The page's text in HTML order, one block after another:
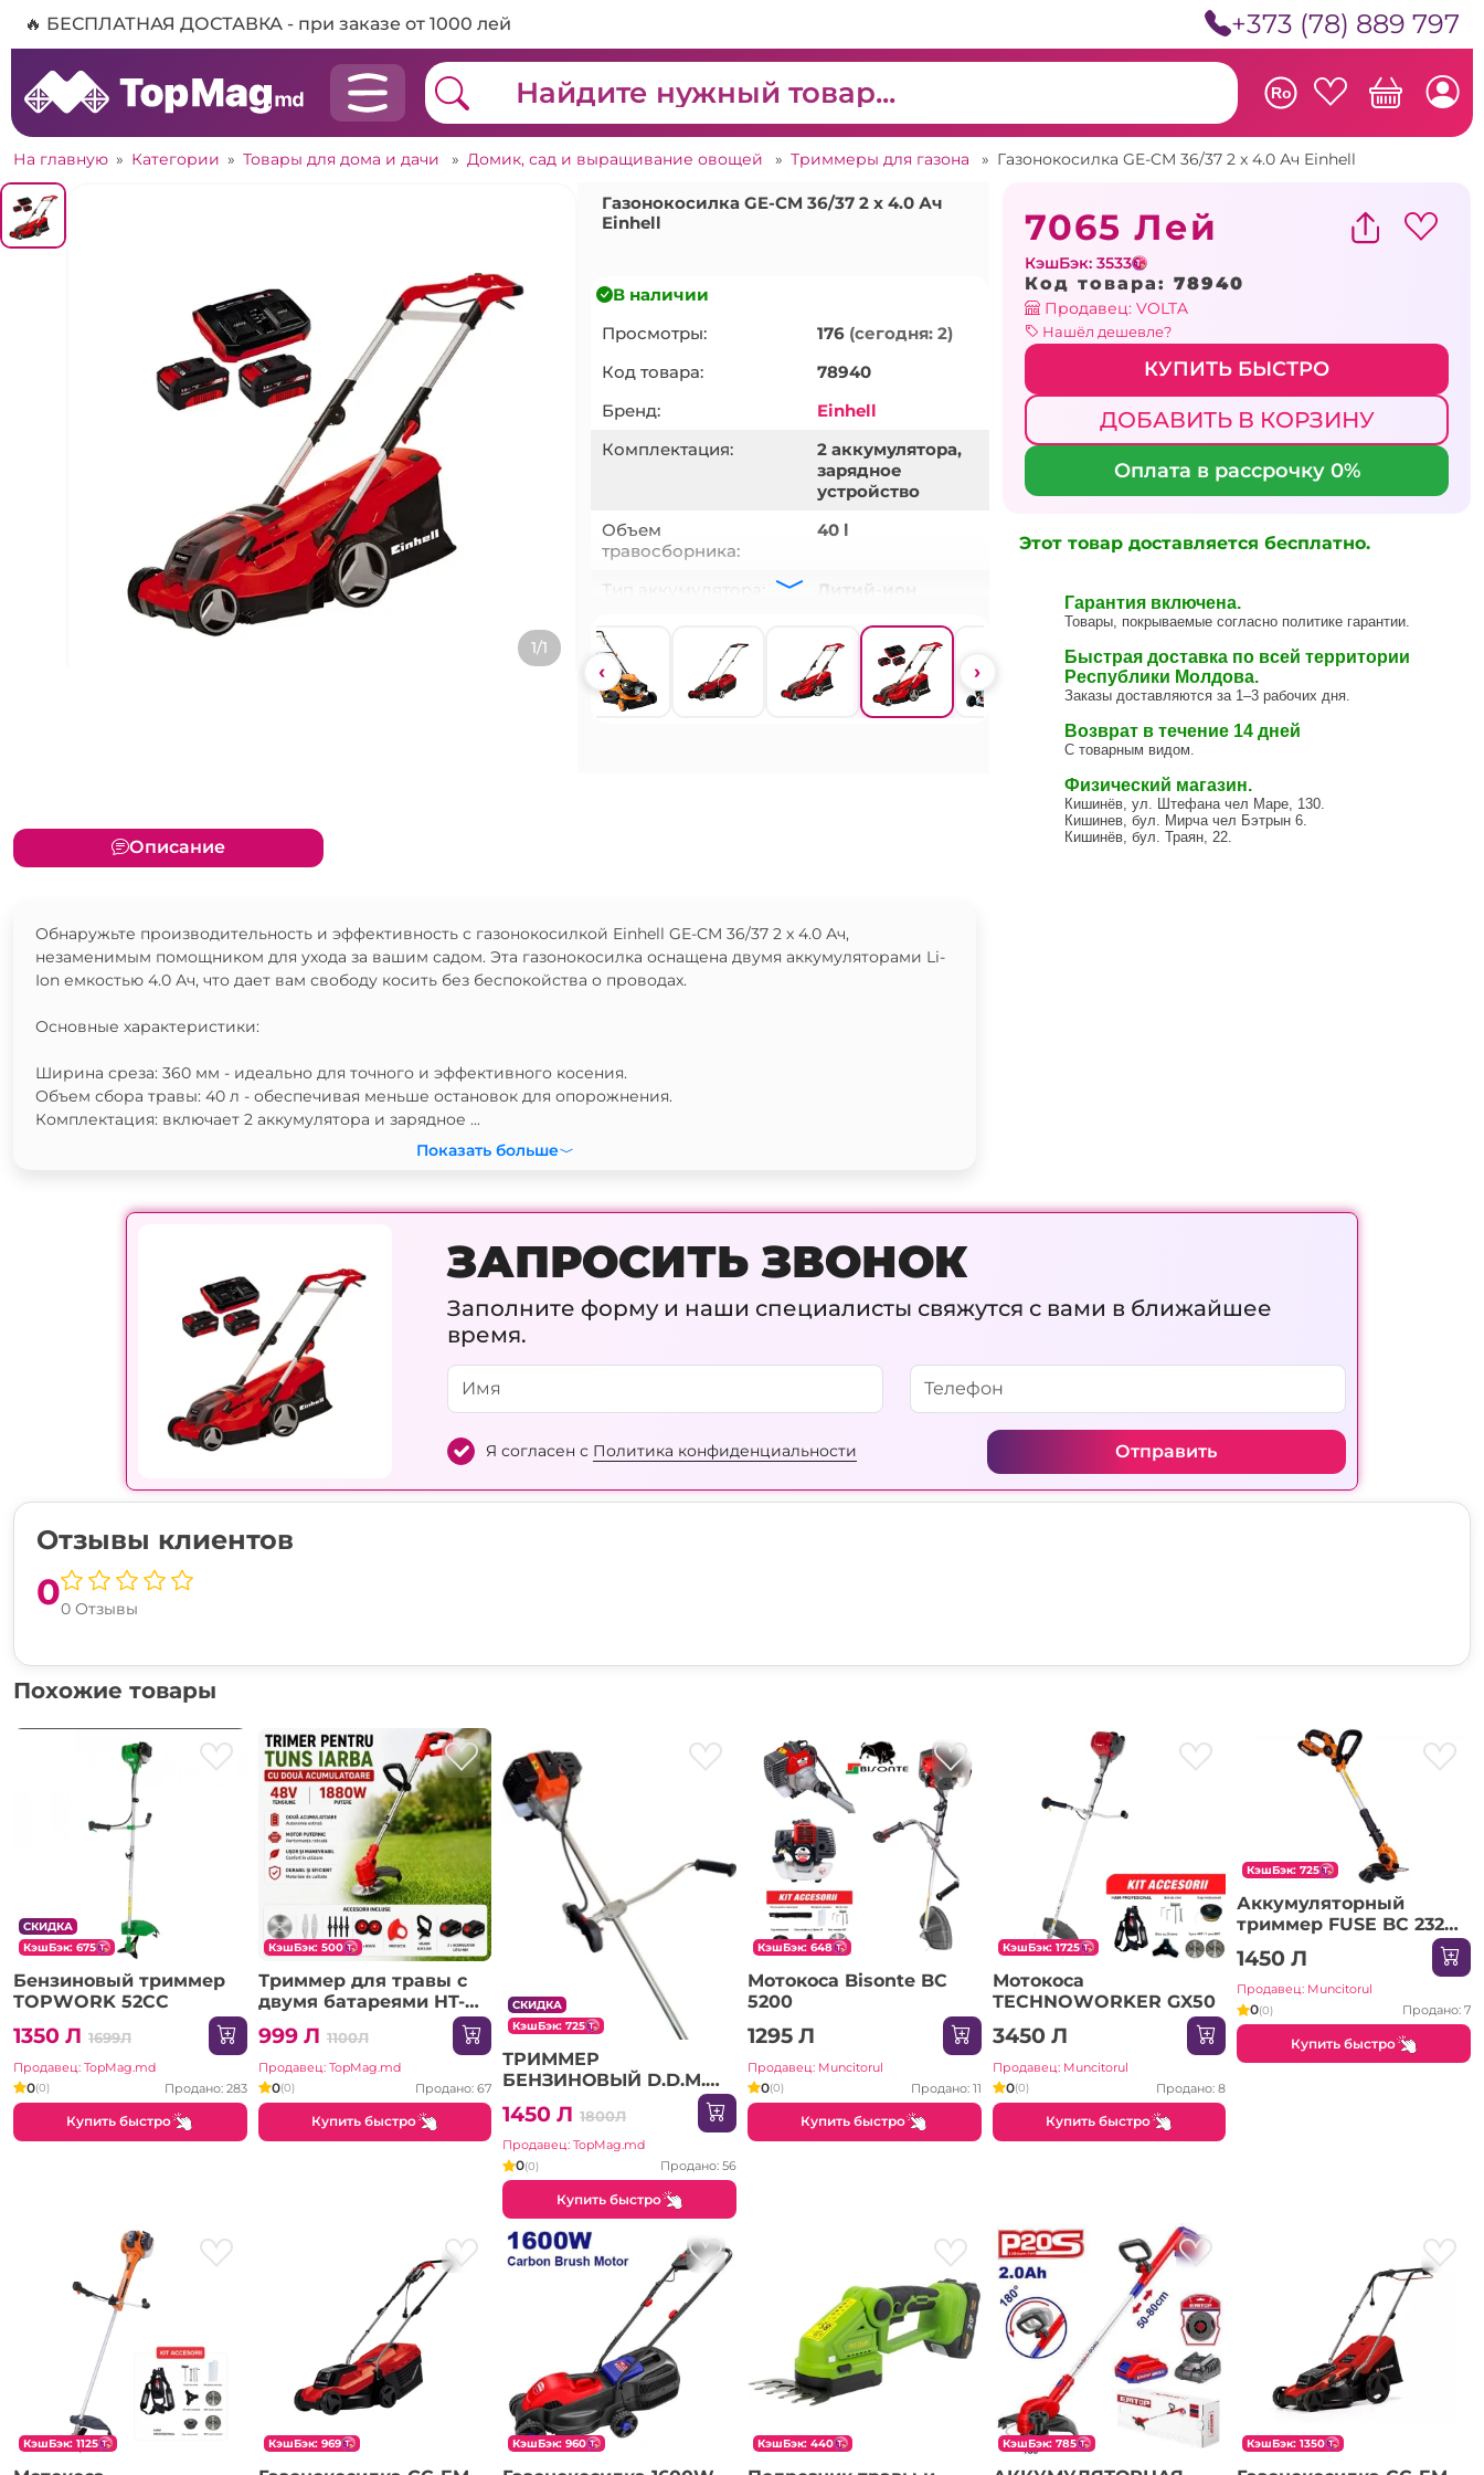
🔥 БЕСПЛАТНАЯ ДОСТАВКА - при заказе от 1000 лей +373 (78) 889 797
Ro
На главную » Категории » Товары для дома и дачи » Домик, сад и выращивание овощей » Триммеры для газона » Газонокосилка GE-CM 36/37 2 x 4.0 Ач Einhell
1/1
Газонокосилка GE-CM 36/37 2 x 4.0 Ач
Einhell
В наличии
Просмотры:
176 (сегодня: 2)
Код товара:
78940
Бренд:
Einhell
Комплектация:
2 аккумулятора,
зарядное
устройство
Объем
травосборника:
40 l
Тип аккумулятора:
Литий-ион
Ширина обработки:
360 мм
Модель:
GE-CM 36/37
Аккумулятор:
2 x 4.0 Ач
‹ ›
Описание
Обнаружьте производительность и эффективность с газонокосилкой Einhell GE-CM 36/37 2 x 4.0 Ач,
незаменимым помощником для ухода за вашим садом. Эта газонокосилка оснащена двумя аккумуляторами Li-
Ion емкостью 4.0 Ач, что дает вам свободу косить без беспокойства о проводах.
Основные характеристики:
Ширина среза: 360 мм - идеально для точного и эффективного косения.
Объем сбора травы: 40 л - обеспечивая меньше остановок для опорожнения.
Комплектация: включает 2 аккумулятора и зарядное ...
Показать больше
7065 Лей
КэшБэк: 3533
Код товара: 78940
Продавец: VOLTA
Нашёл дешевле?
КУПИТЬ БЫСТРО
ДОБАВИТЬ В КОРЗИНУ
Оплата в рассрочку 0%
Этот товар доставляется бесплатно.
Гарантия включена.
Товары, покрываемые согласно политике гарантии.
Быстрая доставка по всей территории
Республики Молдова.
Заказы доставляются за 1–3 рабочих дня.
Возврат в течение 14 дней
С товарным видом.
Физический магазин.
Кишинёв, ул. Штефана чел Маре, 130.
Кишинев, бул. Мирча чел Бэтрын 6.
Кишинёв, бул. Траян, 22.
ЗАПРОСИТЬ ЗВОНОК
Заполните форму и наши специалисты свяжутся с вами в ближайшее
время.
Я согласен с Политика конфиденциальности Отправить
Отзывы клиентов
00 Отзывы
Похожие товары
СКИДКА
КэшБэк: 675
Бензиновый триммер
TOPWORK 52CC
1350 Л 1699Л
Продавец: TopMag.md
0(0) Продано: 283
Купить быстро
КэшБэк: 500
Триммер для травы с
двумя батареями HT-
901/HT-902
999 Л 1100Л
Продавец: TopMag.md
0(0) Продано: 67
Купить быстро
СКИДКА
КэшБэк: 725
ТРИММЕР
БЕНЗИНОВЫЙ D.D.M.
1450 Л 1800Л
Продавец: TopMag.md
0(0) Продано: 56
Купить быстро
КэшБэк: 648
Мотокоса Bisonte BC
5200
1295 Л
Продавец: Muncitorul
0(0) Продано: 11
Купить быстро
КэшБэк: 1725
Мотокоса
TECHNOWORKER GX50
3450 Л
Продавец: Muncitorul
0(0) Продано: 8
Купить быстро
КэшБэк: 725
Аккумуляторный
триммер FUSE BC 2320-
1450 Л
Продавец: Muncitorul
0(0) Продано: 7
Купить быстро
КэшБэк: 1125 КэшБэк: 969 КэшБэк: 960 КэшБэк: 440 КэшБэк: 785 КэшБэк: 1350